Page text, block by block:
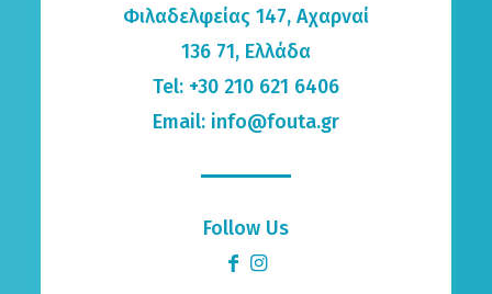
Φιλαδελφείας 147, Αχαρναί
136 71, Ελλάδα
Tel: +30 210 621 6406
Email: info@fouta.gr
Follow Us